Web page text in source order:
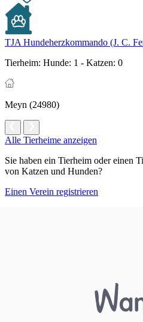
TJA Hundeherzkommando (J. C.
Tierheim: Hunde: 1 - Katzen: 0
Meyn (24980)
Alle Tierheime anzeigen
Sie haben ein Tierheim oder einen
von Katzen und Hunden?
Einen Verein registrieren